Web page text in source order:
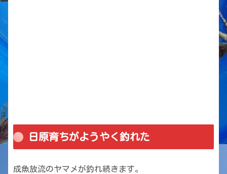
日原育ちがようやく釣れた
成魚放流のヤマメが釣れ続きます。